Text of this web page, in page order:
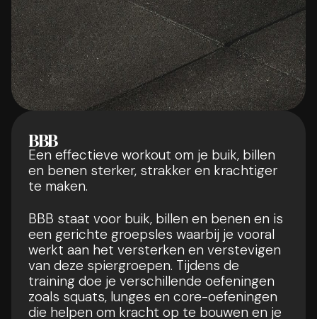
BBB
Een effectieve workout om je buik, billen
en benen sterker, strakker en krachtiger
te maken.
BBB staat voor buik, billen en benen en is
een gerichte groepsles waarbij je vooral
werkt aan het versterken en verstevigen
van deze spiergroepen. Tijdens de
training doe je verschillende oefeningen
zoals squats, lunges en core-oefeningen
die helpen om kracht op te bouwen en je